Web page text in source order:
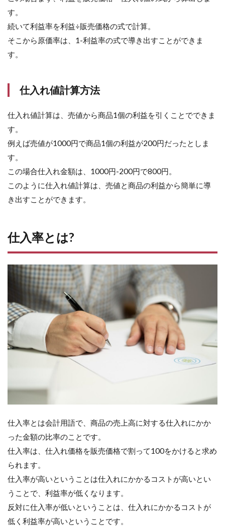
す。
続いて利益率を利益÷販売価格の式で計算。
そこから原価率は、1-利益率の式で導き出すことができま
す。
仕入れ値計算方法
仕入れ値計算は、売値から商品1個の利益を引くことでできま
す。
例えば売値が1000円で商品1個の利益が200円だったとしま
す。
この場合仕入れ金額は、1000円-200円で800円。
このように仕入れ値計算は、売値と商品の利益から簡単に導
き出すことができます。
仕入率とは?
仕入率とは会計用語で、商品の売上高に対する仕入れにかか
った金額の比率のことです。
仕入率は、仕入れ価格を販売価格で割って100をかけると求め
られます。
仕入率が高いということは仕入れにかかるコストが高いとい
うことで、利益率が低くなります。
反対に仕入率が低いということは、仕入れにかかるコストが
低く利益率が高いということです。